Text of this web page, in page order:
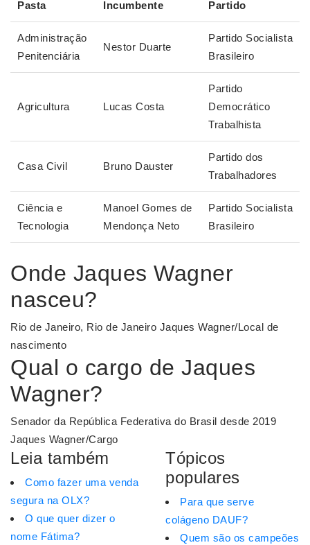
Pasta Incumbente Partido
Administração
Penitenciária
Nestor Duarte
Partido Socialista
Brasileiro
Agricultura Lucas Costa
Partido
Democrático
Trabalhista
Casa Civil Bruno Dauster
Partido dos
Trabalhadores
Ciência e
Tecnologia
Manoel Gomes de
Mendonça Neto
Partido Socialista
Brasileiro
Onde Jaques Wagner
nasceu?
Rio de Janeiro, Rio de Janeiro Jaques Wagner/Local de
nascimento
Qual o cargo de Jaques
Wagner?
Senador da República Federativa do Brasil desde 2019
Jaques Wagner/Cargo
Leia também
Como fazer uma venda
segura na OLX?
O que quer dizer o
nome Fátima?
Tópicos
populares
Para que serve
colágeno DAUF?
Quem são os campeões